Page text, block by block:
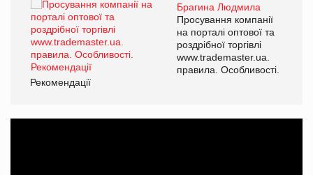
Брагина Людмила
Просування компанії
на порталі оптової та
роздрібної торгівлі
www.trademaster.ua.
правила. Особливості.
Рекомендації